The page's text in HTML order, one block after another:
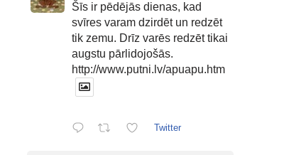
Šīs ir pēdējās dienas, kad
svīres varam dzirdēt un redzēt
tik zemu. Drīz varēs redzēt tikai
augstu pārlidojošās.
http://www.putni.lv/apuapu.htm
Twitter